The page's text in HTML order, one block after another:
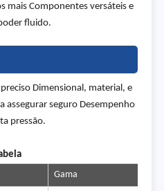
mais Componentes versáteis e
fluido.
Dimensional, material, e
assegurar seguro Desempenho
pressão.
Gama